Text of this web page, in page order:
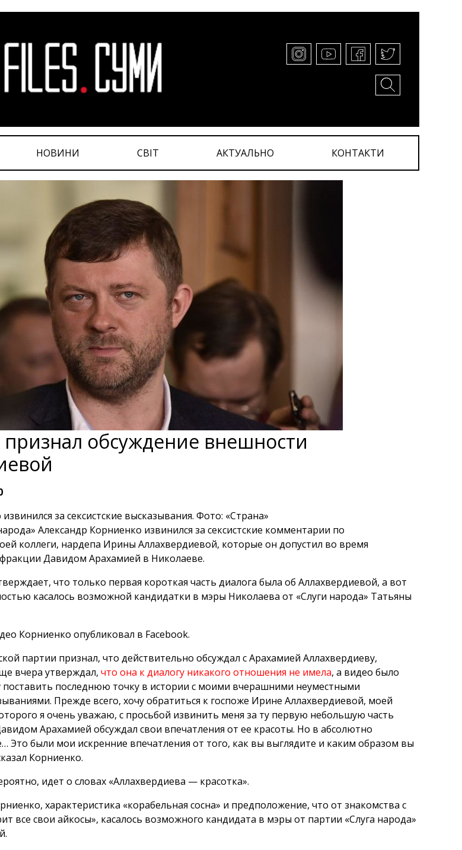
НОВИНИ СВІТ АКТУАЛЬНО КОНТАКТИ
обсуждение внешности
за сексистские высказывания. Фото: «Страна»
Александр Корниенко извинился за сексистские комментарии по
коллеги, нардепа Ирины Аллахвердиевой, которые он допустил во время
Давидом Арахамией в Николаеве.
что только первая короткая часть диалога была об Аллахвердиевой, а вот
касалось возможной кандидатки в мэры Николаева от «Слуги народа» Татьяны
Корниенко опубликовал в Facebook.
партии признал, что действительно обсуждал с Арахамией Аллахвердиеву,
вчера утверждал,что она к диалогу никакого отношения не имела, а видео было
поставить последнюю точку в истории с моими вчерашними неуместными
Прежде всего, хочу обратиться к госпоже Ирине Аллахвердиевой, моей
я очень уважаю, с просьбой извинить меня за ту первую небольшую часть
Арахамией обсуждал свои впечатления от ее красоты. Но в абсолютно
Это были мои искренние впечатления от того, как вы выглядите и каким образом вы
Корниенко.
идет о словах «Аллахвердиева — красотка».
характеристика «корабельная сосна» и предположение, что от знакомства с
все свои айкосы», касалось возможного кандидата в мэры от партии «Слуга народа»